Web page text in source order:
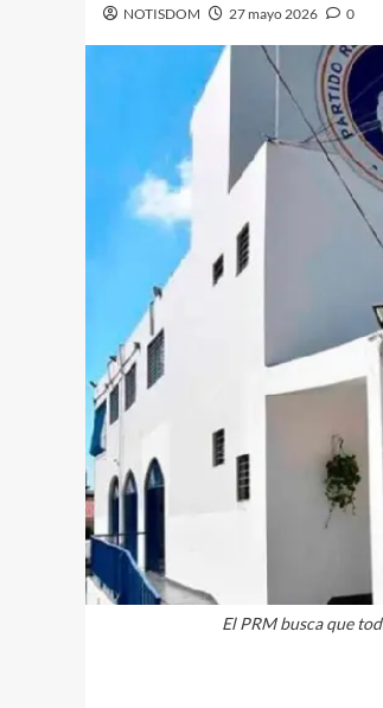
NOTISDOM 27 mayo 2026 0
El PRM busca que